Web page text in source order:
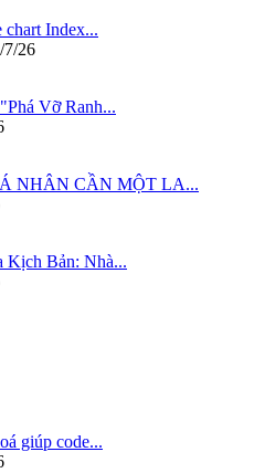
chart Index...
7/26
Vỡ Ranh...
NHÂN CẦN MỘT LA...
Kịch Bản: Nhà...
giúp code...